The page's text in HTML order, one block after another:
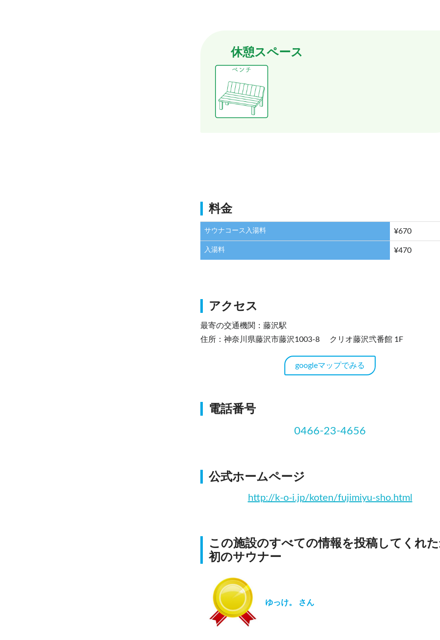
休憩スペース
料金
サウナコース入湯料 ¥670
入湯料 ¥470
アクセス
最寄の交通機関：藤沢駅
住所：神奈川県藤沢市藤沢1003-8 クリオ藤沢弐番館 1F
googleマップでみる
電話番号
0466-23-4656
公式ホームページ
http://k-o-i.jp/koten/fujimiyu-sho.html
この施設のすべての情報を投稿してくれ
初のサウナー
ゆっけ。 さん